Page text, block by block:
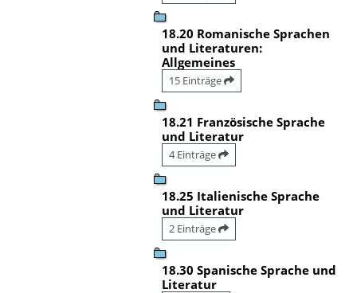
18.20 Romanische Sprachen
und Literaturen:
Allgemeines
15 Einträge
18.21 Französische Sprache
und Literatur
4 Einträge
18.25 Italienische Sprache
und Literatur
2 Einträge
18.30 Spanische Sprache und
Literatur